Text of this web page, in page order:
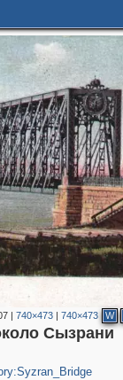
|740×473 |740×473 W
Сызрани